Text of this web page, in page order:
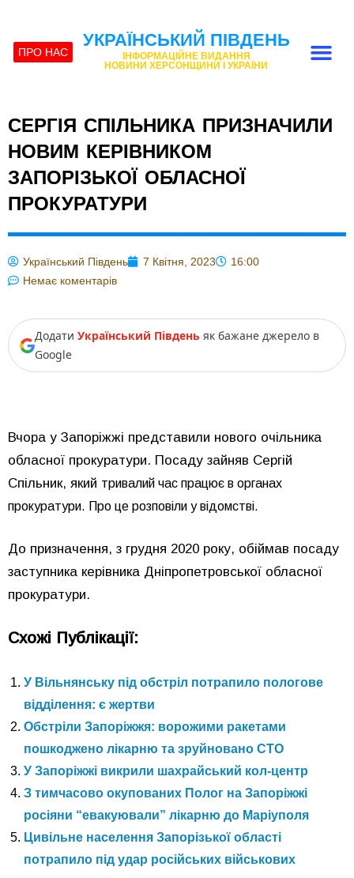
ПРО НАС
УКРАЇНСЬКИЙ ПІВДЕНЬ
ІНФОРМАЦІЙНЕ ВИДАННЯ
НОВИНИ ХЕРСОНЩИНИ І УКРАЇНИ
СЕРГІЯ СПІЛЬНИКА ПРИЗНАЧИЛИ
НОВИМ КЕРІВНИКОМ
ЗАПОРІЗЬКОЇ ОБЛАСНОЇ
ПРОКУРАТУРИ
Український Південь 7 Квітня, 2023
16:00
Немає коментарів
Додати Український Південь як бажане джерело в
Google
Вчора у Запоріжжі представили нового очільника
обласної прокуратури. Посаду зайняв Сергій
Спільник, який тривалий час працює в органах
прокуратури. Про це розповіли у відомстві.
До призначення, з грудня 2020 року, обіймав посаду
заступника керівника Дніпропетровської обласної
прокуратури.
Схожі Публікації:
У Вільнянську під обстріл потрапило пологове
відділення: є жертви
Обстріли Запоріжжя: ворожими ракетами
пошкоджено лікарню та зруйновано СТО
У Запоріжжі викрили шахрайський кол-центр
З тимчасово окупованих Полог на Запоріжжі
росіяни “евакуювали” лікарню до Маріуполя
Цивільне населення Запорізької області
потрапило під удар російських військових